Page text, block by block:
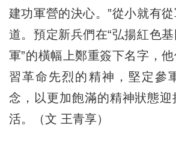
建功軍營的決心。”從小就有
道。預定新兵們在“弘揚紅色
軍”的橫幅上鄭重簽下名字，
習革命先烈的精神，堅定參
念，以更加飽滿的精神狀態迎
活。（文 王青享）